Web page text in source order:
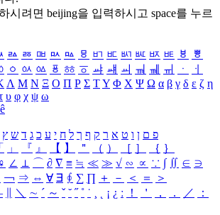
시려면 beijing을 입력하시고 space를 누르
ㅬ ㅭ ㅮ ㅯ ㅰ ㅱ ㅲ ㅳ ㅴ ㅵ ㅶ ㅷ ㅸ
ㅹ
ㆁ ㆂ ㆃ ㆄ ㆅ ㆆ ㆇ ㆈ ㆉ ㆊ ㆋ ㆌ ㆍ
ㆎ
Λ Μ Ν Ξ Ο Π Ρ Σ ΤΥ Φ Χ Ψ Ω α β γ δ ε ζ η
υ φ χ ψ ω
ê
פ ם ן ו ט א ר ק ף ך ל ח י ע כ ג ד ש ץ
」 『 』 【 】 ＂ （ ） ［ ］ ｛ ｝
♀ ∠ ⊥ ⌒ ∂ ∇ ≡ ≒ ≪ ≫ √ ∽ ∝ ∵ ∫ ∬ ∈ ∋
￢ ⇒ ⇔ ∀ ∃ ∮ ∑ ∏ ＋ － ＜ ＝
＞
＼ ∼ ´ ～ ˇ ˘ ˝ ˚ ˙ ¸ ¡ ¿ ː ！ ＇ ， ． ／
：